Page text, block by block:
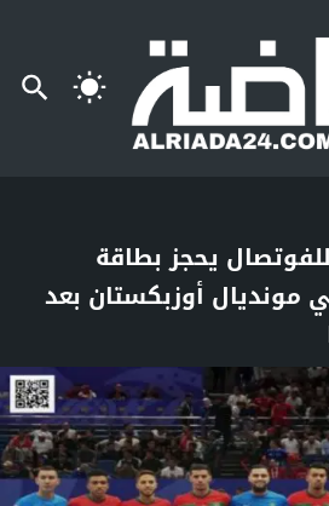
يحجز بطاقة
مونديال أوزبكستان بعد